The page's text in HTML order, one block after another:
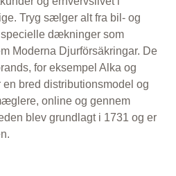
Tryg sælger alt fra bil- og
dækninger som
Moderna Djurförsäkringar. De
for eksempel Alka og
en bred distributionsmodel og
online og gennem
blev grundlagt i 1731 og er